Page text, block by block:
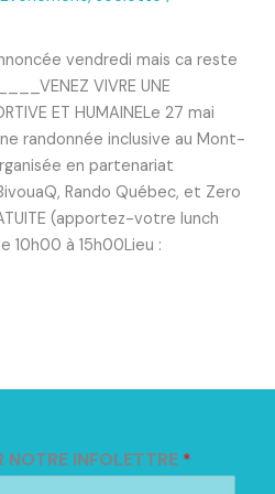
vendredi mais ca reste
VIVRE UNE
ET HUMAINELe 27 mai
randonnée inclusive au Mont-
en partenariat
Rando Québec, et Zero
(apportez-votre lunch
10h00 à 15h00Lieu :
NOTRE INFOLETTRE *